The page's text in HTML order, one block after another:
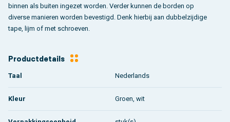
binnen als buiten ingezet worden. Verder kunnen de borden op
diverse manieren worden bevestigd. Denk hierbij aan dubbelzijdige
tape, lijm of met schroeven.
Productdetails
Taal Nederlands
Kleur Groen, wit